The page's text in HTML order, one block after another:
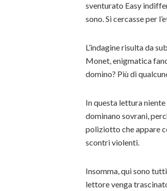
sventurato Easy
sono. Si cercasse per
L’indagine risulta da
Monet, enigmatica
domino? Più di
In questa lettura
dominano sovrani,
poliziotto che appare
scontri violenti.
Insomma, qui sono
lettore venga